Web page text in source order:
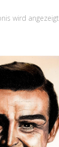
wird angezeigt